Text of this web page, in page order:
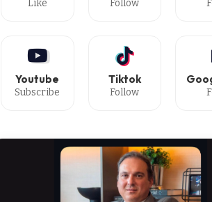
Like Follow
Youtube
Subscribe
Tiktok
Follow